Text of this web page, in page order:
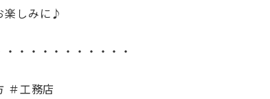
楽しみに♪
・・・・・・・・・・
＃工務店